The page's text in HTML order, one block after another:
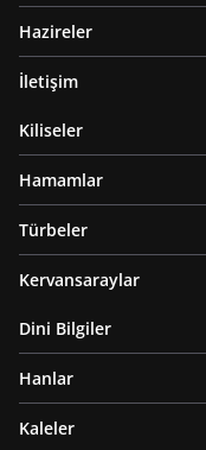
Hazireler
İletişim
Kiliseler
Hamamlar
Türbeler
Kervansaraylar
Dini Bilgiler
Hanlar
Kaleler